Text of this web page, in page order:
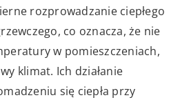
rozprowadzanie ciepłego
co oznacza, że nie
w pomieszczeniach,
klimat. Ich działanie
się ciepła przy